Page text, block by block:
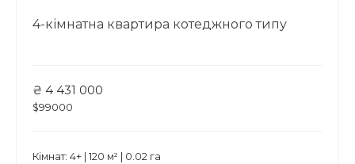
4-кімнатна квартира котеджного типу
₴ 4 431 000
$99000
Кімнат: 4+ | 120 м² | 0.02 га